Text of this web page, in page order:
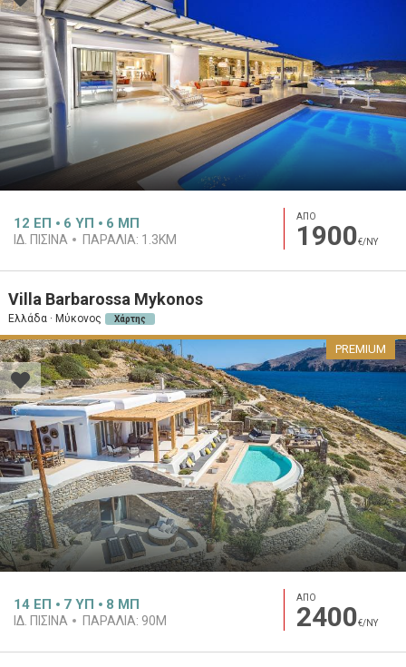
12 ΕΠ 6 ΥΠ 6 ΜΠ
ΙΔ. ΠΙΣΊΝΑ ΠΑΡΑΛΊΑ: 1.3KM
ΑΠΟ
1900€/ΝΥ
Villa Barbarossa Mykonos
Ελλάδα · Μύκονος Χάρτης
PREMIUM
14 ΕΠ 7 ΥΠ 8 ΜΠ
ΙΔ. ΠΙΣΊΝΑ ΠΑΡΑΛΊΑ: 90M
ΑΠΟ
2400€/ΝΥ